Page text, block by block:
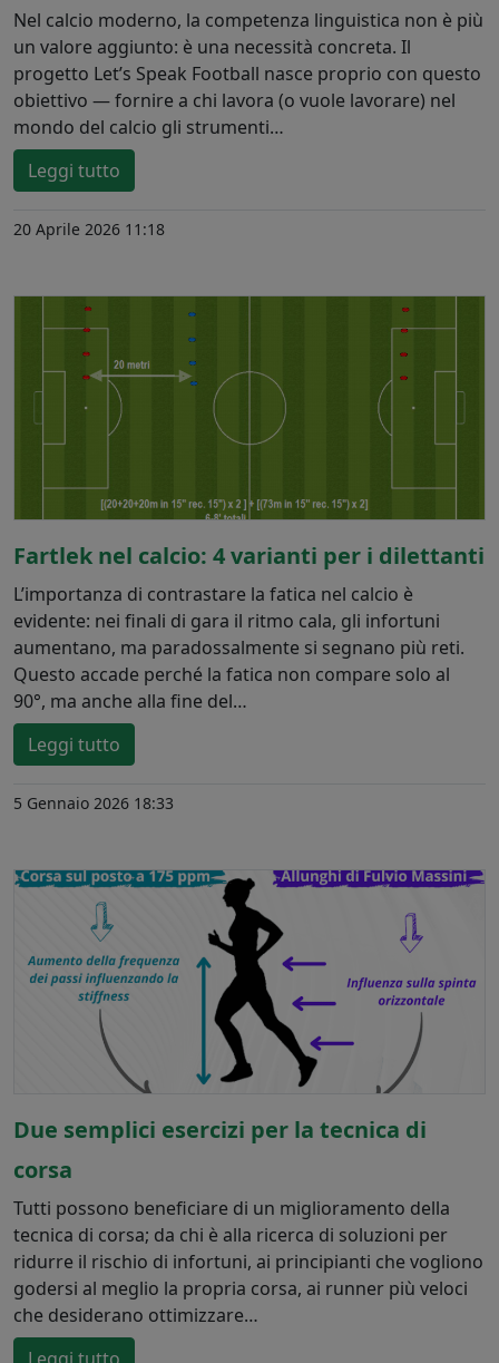
Nel calcio moderno, la competenza linguistica non è più
un valore aggiunto: è una necessità concreta. Il
progetto Let’s Speak Football nasce proprio con questo
obiettivo — fornire a chi lavora (o vuole lavorare) nel
mondo del calcio gli strumenti…
Leggi tutto
20 Aprile 2026 11:18
Fartlek nel calcio: 4 varianti per i dilettanti
L’importanza di contrastare la fatica nel calcio è
evidente: nei finali di gara il ritmo cala, gli infortuni
aumentano, ma paradossalmente si segnano più reti.
Questo accade perché la fatica non compare solo al
90°, ma anche alla fine del…
Leggi tutto
5 Gennaio 2026 18:33
Due semplici esercizi per la tecnica di
corsa
Tutti possono beneficiare di un miglioramento della
tecnica di corsa; da chi è alla ricerca di soluzioni per
ridurre il rischio di infortuni, ai principianti che vogliono
godersi al meglio la propria corsa, ai runner più veloci
che desiderano ottimizzare…